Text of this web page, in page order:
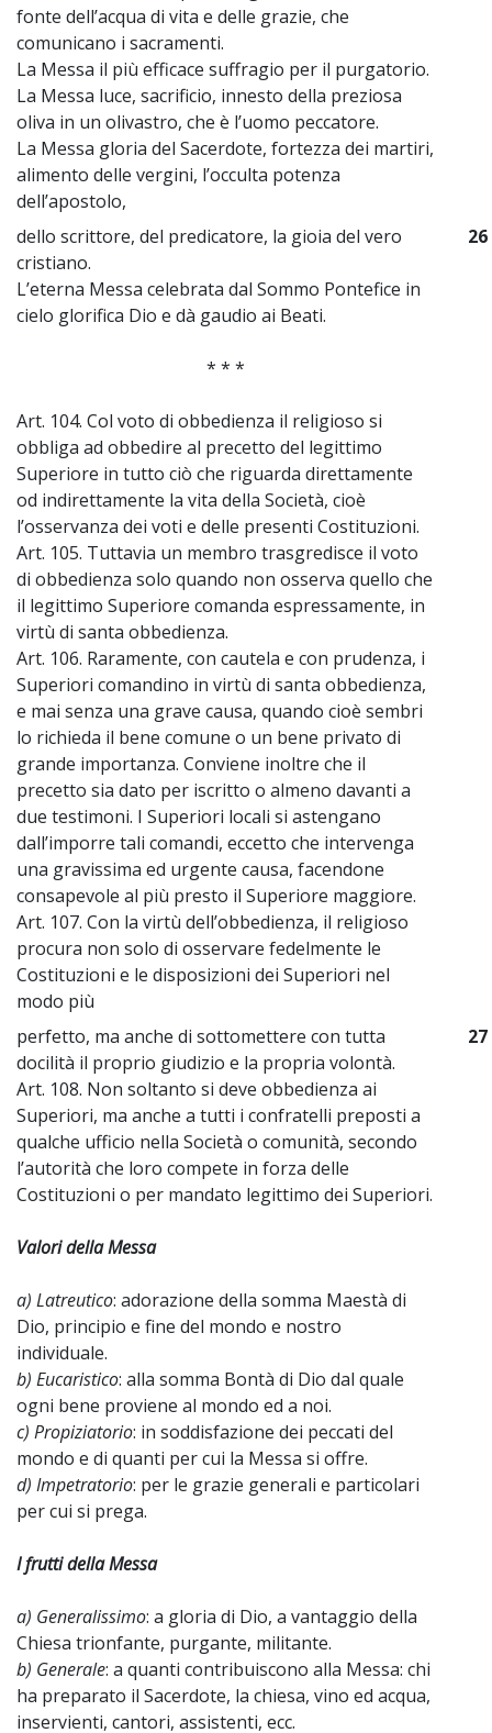
fonte dell’acqua di vita e delle grazie, che
comunicano i sacramenti.
La Messa il più efficace suffragio per il purgatorio.
La Messa luce, sacrificio, innesto della preziosa
oliva in un olivastro, che è l’uomo peccatore.
La Messa gloria del Sacerdote, fortezza dei martiri,
alimento delle vergini, l’occulta potenza
dell’apostolo,
dello scrittore, del predicatore, la gioia del vero
cristiano.
L’eterna Messa celebrata dal Sommo Pontefice in
cielo glorifica Dio e dà gaudio ai Beati.
* * *
Art. 104. Col voto di obbedienza il religioso si
obbliga ad obbedire al precetto del legittimo
Superiore in tutto ciò che riguarda direttamente
od indirettamente la vita della Società, cioè
l’osservanza dei voti e delle presenti Costituzioni.
Art. 105. Tuttavia un membro trasgredisce il voto
di obbedienza solo quando non osserva quello che
il legittimo Superiore comanda espressamente, in
virtù di santa obbedienza.
Art. 106. Raramente, con cautela e con prudenza, i
Superiori comandino in virtù di santa obbedienza,
e mai senza una grave causa, quando cioè sembri
lo richieda il bene comune o un bene privato di
grande importanza. Conviene inoltre che il
precetto sia dato per iscritto o almeno davanti a
due testimoni. I Superiori locali si astengano
dall’imporre tali comandi, eccetto che intervenga
una gravissima ed urgente causa, facendone
consapevole al più presto il Superiore maggiore.
Art. 107. Con la virtù dell’obbedienza, il religioso
procura non solo di osservare fedelmente le
Costituzioni e le disposizioni dei Superiori nel
modo più
26
perfetto, ma anche di sottomettere con tutta
docilità il proprio giudizio e la propria volontà.
Art. 108. Non soltanto si deve obbedienza ai
Superiori, ma anche a tutti i confratelli preposti a
qualche ufficio nella Società o comunità, secondo
l’autorità che loro compete in forza delle
Costituzioni o per mandato legittimo dei Superiori.
Valori della Messa
a) Latreutico: adorazione della somma Maestà di
Dio, principio e fine del mondo e nostro
individuale.
b) Eucaristico: alla somma Bontà di Dio dal quale
ogni bene proviene al mondo ed a noi.
c) Propiziatorio: in soddisfazione dei peccati del
mondo e di quanti per cui la Messa si offre.
d) Impetratorio: per le grazie generali e particolari
per cui si prega.
I frutti della Messa
a) Generalissimo: a gloria di Dio, a vantaggio della
Chiesa trionfante, purgante, militante.
b) Generale: a quanti contribuiscono alla Messa: chi
ha preparato il Sacerdote, la chiesa, vino ed acqua,
inservienti, cantori, assistenti, ecc.
27